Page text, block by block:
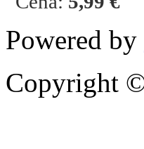
Powered by
Copyright